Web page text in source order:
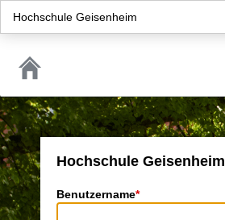
Hochschule Geisenheim
Hochschule Geisenheim
Benutzername